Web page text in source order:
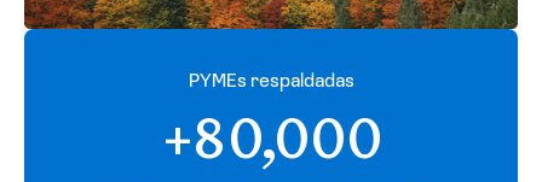
PYMEs respaldadas
+80,000